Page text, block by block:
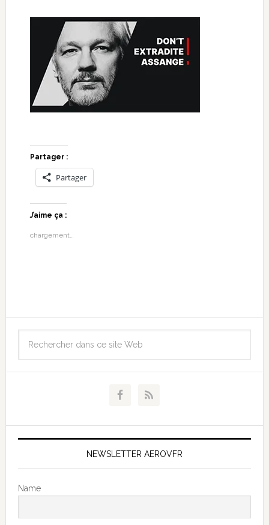
Partager :
Partager
J’aime ça :
chargement…
NEWSLETTER AEROVFR
Name